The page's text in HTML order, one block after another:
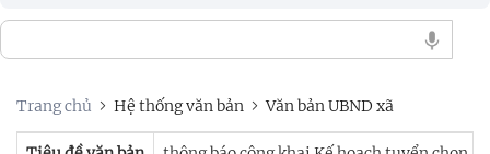
ĐOÀN XÃ SƠN TỊNH LẦN THỨ I NĂM 2026
Trang chủ Hệ thống văn bản Văn bản UBND xã